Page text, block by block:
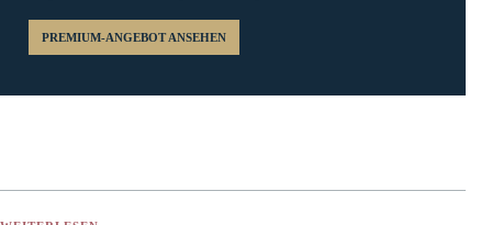
PREMIUM-ANGEBOT ANSEHEN